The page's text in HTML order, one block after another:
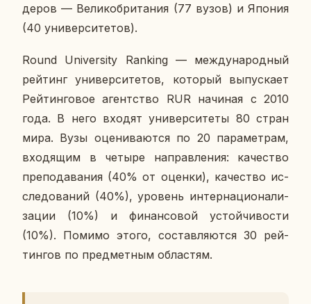
де­ров — Ве­ли­ко­бри­та­ния (77 вузов) и Япония
(40 уни­вер­си­те­тов).
Round University Ranking — меж­ду­на­род­ный
рей­тинг уни­вер­си­те­тов, ко­то­рый вы­пус­ка­ет
Рей­тин­го­вое агент­ство RUR на­чи­ная с 2010
года. В него входят уни­вер­си­те­ты 80 стран
мира. Вузы оце­ни­ва­ют­ся по 20 па­ра­мет­рам,
вхо­дя­щим в четыре на­прав­ле­ния: ка­че­ство
пре­по­да­ва­ния (40% от оценки), ка­че­ство ис­
сле­до­ва­ний (40%), уро­вень ин­тер­на­ци­о­на­ли­
за­ции (10%) и фи­нан­со­вой устой­чи­во­сти
(10%). Помимо этого, со­став­ля­ют­ся 30 рей­
тин­гов по пред­мет­ным об­ла­стям.